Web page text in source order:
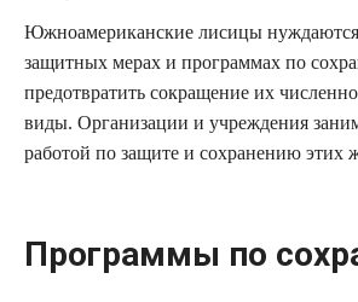
Южноамериканские лисицы
защитных мерах и программах по
предотвратить сокращение их
виды. Организации и учреждения
работой по защите и сохранению этих
Программы по